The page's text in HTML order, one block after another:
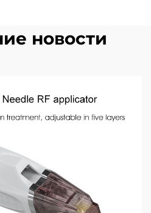
новости